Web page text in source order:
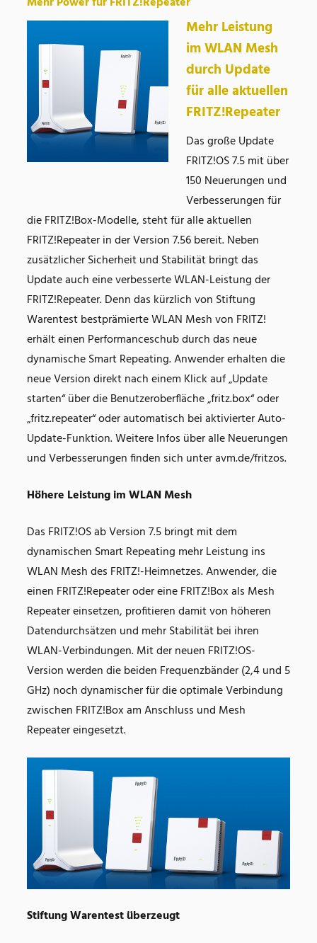
Mehr Leistung
im WLAN Mesh
durch Update
für alle aktuellen
FRITZ!Repeater
Das große Update
FRITZ!OS 7.5 mit über
150 Neuerungen und
Verbesserungen für
die FRITZ!Box-Modelle, steht für alle aktuellen
FRITZ!Repeater in der Version 7.56 bereit. Neben
zusätzlicher Sicherheit und Stabilität bringt das
Update auch eine verbesserte WLAN-Leistung der
FRITZ!Repeater. Denn das kürzlich von Stiftung
Warentest bestprämierte WLAN Mesh von FRITZ!
erhält einen Performanceschub durch das neue
dynamische Smart Repeating. Anwender erhalten die
neue Version direkt nach einem Klick auf „Update
starten“ über die Benutzeroberfläche „fritz.box“ oder
„fritz.repeater“ oder automatisch bei aktivierter Auto-
Update-Funktion. Weitere Infos über alle Neuerungen
und Verbesserungen finden sich unter avm.de/fritzos.
Höhere Leistung im WLAN Mesh
Das FRITZ!OS ab Version 7.5 bringt mit dem
dynamischen Smart Repeating mehr Leistung ins
WLAN Mesh des FRITZ!-Heimnetzes. Anwender, die
einen FRITZ!Repeater oder eine FRITZ!Box als Mesh
Repeater einsetzen, profitieren damit von höheren
Datendurchsätzen und mehr Stabilität bei ihren
WLAN-Verbindungen. Mit der neuen FRITZ!OS-
Version werden die beiden Frequenzbänder (2,4 und 5
GHz) noch dynamischer für die optimale Verbindung
zwischen FRITZ!Box am Anschluss und Mesh
Repeater eingesetzt.
Stiftung Warentest überzeugt